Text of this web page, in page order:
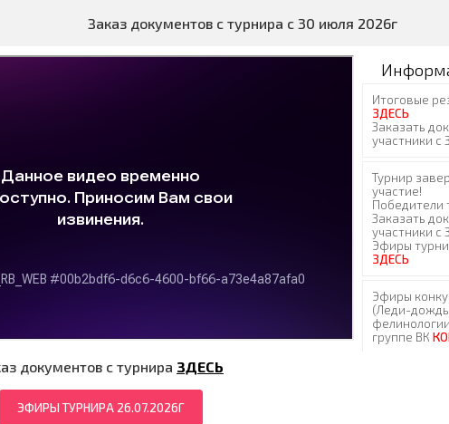
Заказ документов с турнира с 30 июля 2026г
документов с турнира ЗДЕСЬ
ЭФИРЫ ТУРНИРА 26.07.2026Г